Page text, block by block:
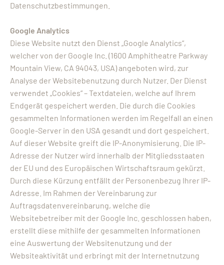
Datenschutzbestimmungen.
Google Analytics
Diese Website nutzt den Dienst „Google Analytics“,
welcher von der Google Inc. (1600 Amphitheatre Parkway
Mountain View, CA 94043, USA) angeboten wird, zur
Analyse der Websitebenutzung durch Nutzer. Der Dienst
verwendet „Cookies“ – Textdateien, welche auf Ihrem
Endgerät gespeichert werden. Die durch die Cookies
gesammelten Informationen werden im Regelfall an einen
Google-Server in den USA gesandt und dort gespeichert.
Auf dieser Website greift die IP-Anonymisierung. Die IP-
Adresse der Nutzer wird innerhalb der Mitgliedsstaaten
der EU und des Europäischen Wirtschaftsraum gekürzt.
Durch diese Kürzung entfällt der Personenbezug Ihrer IP-
Adresse. Im Rahmen der Vereinbarung zur
Auftragsdatenvereinbarung, welche die
Websitebetreiber mit der Google Inc. geschlossen haben,
erstellt diese mithilfe der gesammelten Informationen
eine Auswertung der Websitenutzung und der
Websiteaktivität und erbringt mit der Internetnutzung